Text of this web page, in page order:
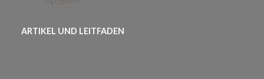
ARTIKEL UND LEITFADEN